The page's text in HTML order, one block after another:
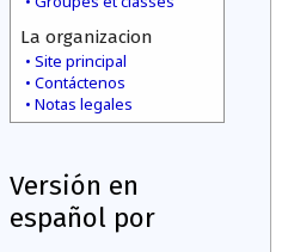
La organizacion
Site principal
Contáctenos
Notas legales
Versión en
español por